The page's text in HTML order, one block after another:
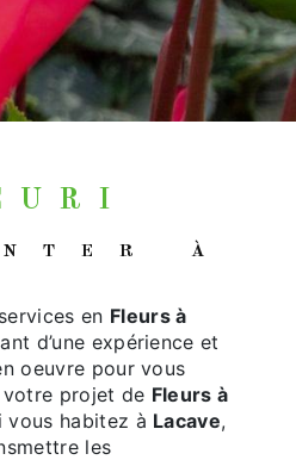
en Fleurs à
d’une expérience et
oeuvre pour vous
votre projet de Fleurs à
vous habitez à Lacave,
les